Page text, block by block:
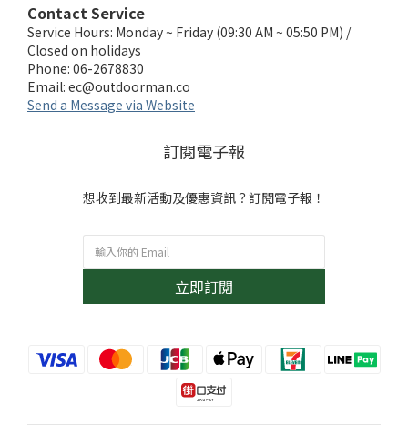
Contact Service
Service Hours: Monday ~ Friday (09:30 AM ~ 05:50 PM) /
Closed on holidays
Phone: 06-2678830
Email: ec@outdoorman.co
Send a Message via Website
訂閱電子報
想收到最新活動及優惠資訊？訂閱電子報！
立即訂閱